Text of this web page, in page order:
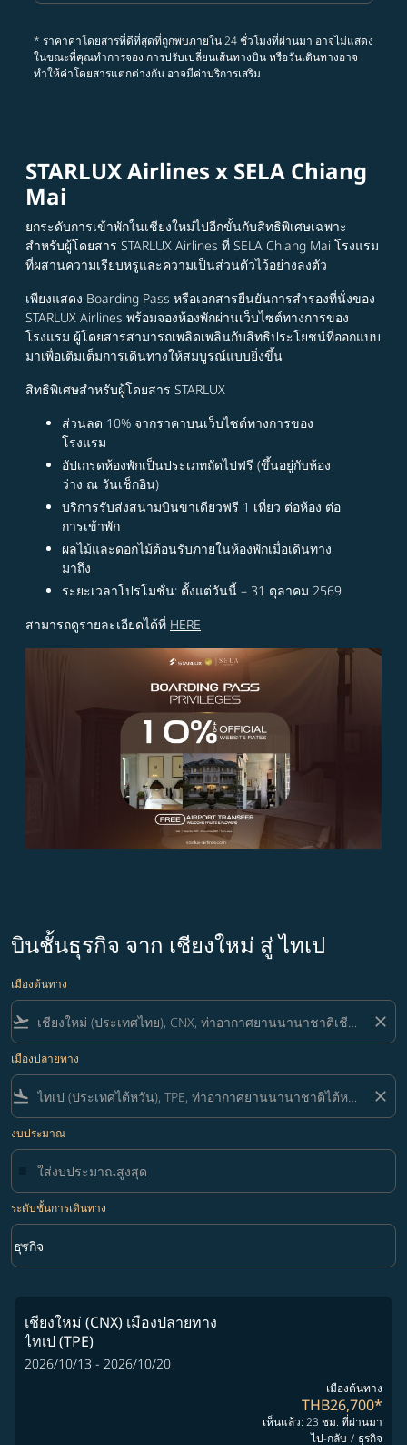
* ราคาค่าโดยสารที่ดีที่สุดที่ถูกพบภายใน 24 ชั่วโมงที่ผ่านมา อาจไม่แสดง
ในขณะที่คุณทำการจอง การปรับเปลี่ยนเส้นทางบิน หรือวันเดินทางอาจ
ทำให้ค่าโดยสารแตกต่างกัน อาจมีค่าบริการเสริม
STARLUX Airlines x SELA Chiang
Mai
ยกระดับการเข้าพักในเชียงใหม่ไปอีกขั้นกับสิทธิพิเศษเฉพาะ
สำหรับผู้โดยสาร STARLUX Airlines ที่ SELA Chiang Mai โรงแรม
ที่ผสานความเรียบหรูและความเป็นส่วนตัวไว้อย่างลงตัว
เพียงแสดง Boarding Pass หรือเอกสารยืนยันการสำรองที่นั่งของ
STARLUX Airlines พร้อมจองห้องพักผ่านเว็บไซต์ทางการของ
โรงแรม ผู้โดยสารสามารถเพลิดเพลินกับสิทธิประโยชน์ที่ออกแบบ
มาเพื่อเติมเต็มการเดินทางให้สมบูรณ์แบบยิ่งขึ้น
สิทธิพิเศษสำหรับผู้โดยสาร STARLUX
ส่วนลด 10% จากราคาบนเว็บไซต์ทางการของ
โรงแรม
อัปเกรดห้องพักเป็นประเภทถัดไปฟรี (ขึ้นอยู่กับห้อง
ว่าง ณ วันเช็กอิน)
บริการรับส่งสนามบินขาเดียวฟรี 1 เที่ยว ต่อห้อง ต่อ
การเข้าพัก
ผลไม้และดอกไม้ต้อนรับภายในห้องพักเมื่อเดินทาง
มาถึง
ระยะเวลาโปรโมชั่น: ตั้งแต่วันนี้ – 31 ตุลาคม 2569
สามารถดูรายละเอียดได้ที่ HERE
บินชั้นธุรกิจ จาก เชียงใหม่ สู่ ไทเป
เมืองต้นทาง
flight_takeoff close
เมืองปลายทาง
flight_land close
งบประมาณ
ระดับชั้นการเดินทาง
ระดับชั้นการเดินทาง option ธุรกิจ Selected
ธุรกิจ
keyboard_arrow_down
เชียงใหม่ (CNX) เมืองปลายทาง
ไทเป (TPE)
2026/10/13 - 2026/10/20
เมืองต้นทาง
THB26,700*
เห็นแล้ว: 23 ชม. ที่ผ่านมา
ไป-กลับ / ธุรกิจ